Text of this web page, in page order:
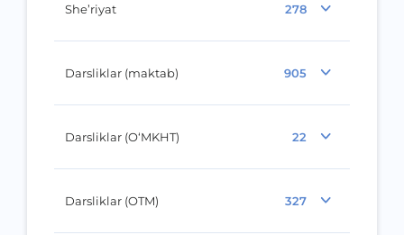
She’riyat 278
Darsliklar (maktab) 905
Darsliklar (O‘MKHT) 22
Darsliklar (OTM) 327